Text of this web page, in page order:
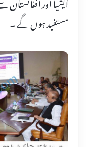
مستفید ہوں گے ۔